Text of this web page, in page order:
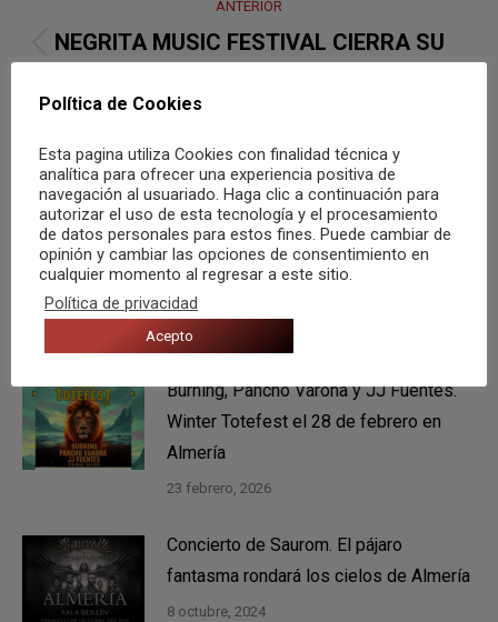
entre
publicaciones
ANTERIOR
Publicación
NEGRITA MUSIC FESTIVAL CIERRA SU
Publicación
siguiente:
19 días para ver a Sabina en la Plaza de
toros de Alicante
También te puede gustar
Burning, Pancho Varona y JJ Fuentes.
Winter Totefest el 28 de febrero en
Almería
23 febrero, 2026
Concierto de Saurom. El pájaro
fantasma rondará los cielos de Almería
8 octubre, 2024
Política de Cookies
Esta pagina utiliza Cookies con finalidad técnica y
analítica para ofrecer una experiencia positiva de
navegación al usuariado. Haga clic a continuación para
autorizar el uso de esta tecnología y el procesamiento
de datos personales para estos fines. Puede cambiar de
opinión y cambiar las opciones de consentimiento en
cualquier momento al regresar a este sitio.
Política de privacidad
Acepto